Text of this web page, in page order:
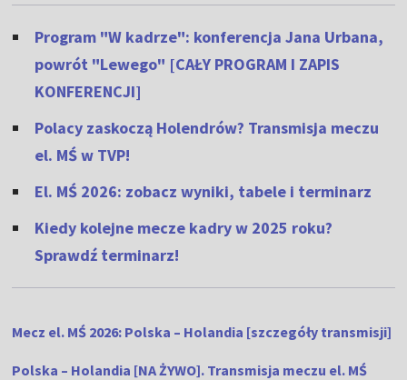
Program "W kadrze": konferencja Jana Urbana,
powrót "Lewego" [CAŁY PROGRAM I ZAPIS
KONFERENCJI]
Polacy zaskoczą Holendrów? Transmisja meczu
el. MŚ w TVP!
El. MŚ 2026: zobacz wyniki, tabele i terminarz
Kiedy kolejne mecze kadry w 2025 roku?
Sprawdź terminarz!
Mecz el. MŚ 2026: Polska – Holandia [szczegóły transmisji]
Polska – Holandia [NA ŻYWO]. Transmisja meczu el. MŚ